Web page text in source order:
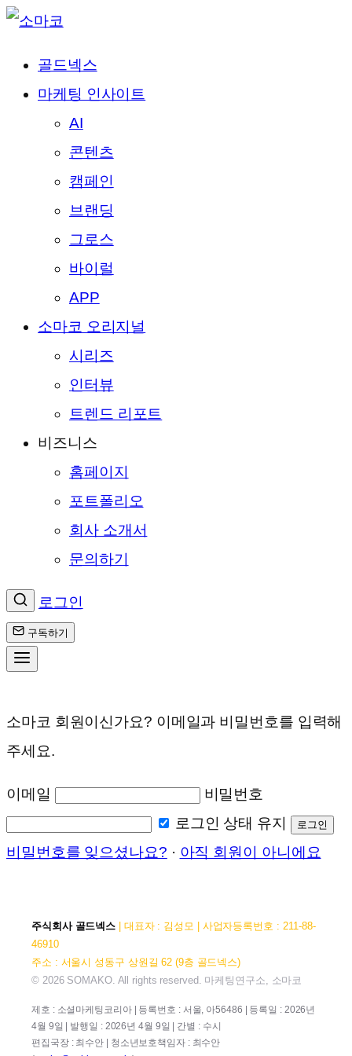
골드넥스
마케팅 인사이트
AI
콘텐츠
캠페인
브랜딩
그로스
바이럴
APP
소마코 오리지널
시리즈
인터뷰
트렌드 리포트
비즈니스
홈페이지
포트폴리오
회사 소개서
문의하기
로그인
구독하기
소마코 회원이신가요? 이메일과 비밀번호를 입력해
주세요.
이메일
비밀번호
로그인 상태 유지
로그인
비밀번호를 잊으셨나요? · 아직 회원이 아니에요
주식회사 골드넥스 | 대표자 : 김성모 | 사업자등록번호 : 211-88-
46910
주소 : 서울시 성동구 상원길 62 (9층 골드넥스)
© 2026 SOMAKO. All rights reserved. 마케팅연구소, 소마코
제호 : 소셜마케팅코리아 | 등록번호 : 서울, 아56486 | 등록일 : 2026년
4월 9일 | 발행일 : 2026년 4월 9일 | 간별 : 수시
편집국장 : 최수안 | 청소년보호책임자 : 최수안